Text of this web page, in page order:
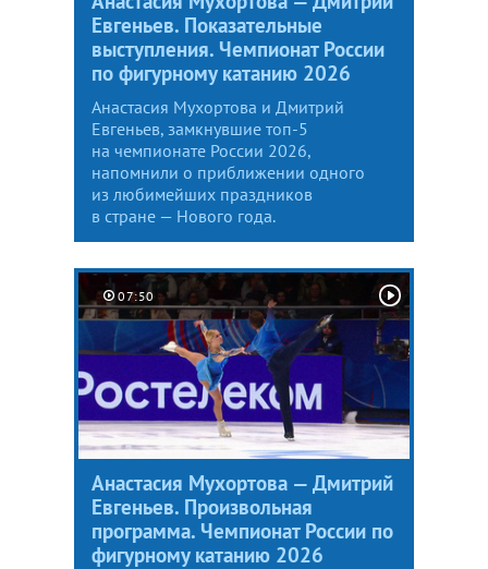
Евгеньев. Показательные
выступления. Чемпионат России
по фигурному катанию 2026
Анастасия Мухортова и Дмитрий
Евгеньев, замкнувшие топ-5
на чемпионате России 2026,
напомнили о приближении одного
из любимейших праздников
в стране — Нового года.
07:50
Анастасия Мухортова — Дмитрий
Евгеньев. Произвольная
программа. Чемпионат России по
фигурному катанию 2026